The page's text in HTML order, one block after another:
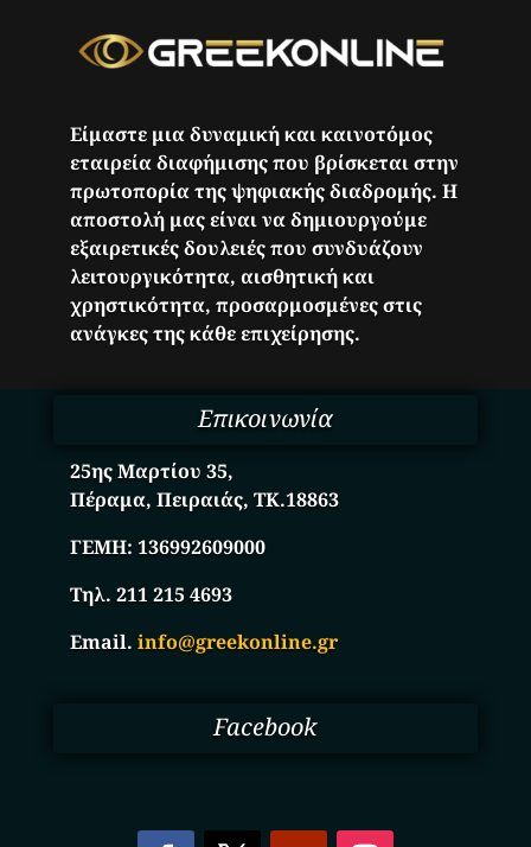
Είμαστε μια δυναμική και καινοτόμος
εταιρεία διαφήμισης που βρίσκεται στην
πρωτοπορία της ψηφιακής διαδρομής. Η
αποστολή μας είναι να δημιουργούμε
εξαιρετικές δουλειές που συνδυάζουν
λειτουργικότητα, αισθητική και
χρηστικότητα, προσαρμοσμένες στις
ανάγκες της κάθε επιχείρησης.
Επικοινωνία
25ης Μαρτίου 35,
Πέραμα, Πειραιάς, ΤΚ.18863
ΓΕΜΗ:136992609000
Τηλ. 211 215 4693
Email.info@greekonline.gr
Facebook